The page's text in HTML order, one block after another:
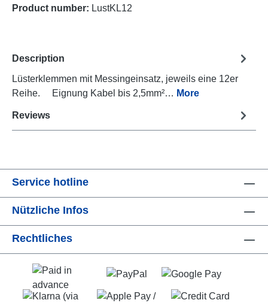
Product number: LustKL12
Description
Lüsterklemmen mit Messingeinsatz, jeweils eine 12er
Reihe. Eignung Kabel bis 2,5mm²… More
Reviews
Service hotline
Nützliche Infos
Rechtliches